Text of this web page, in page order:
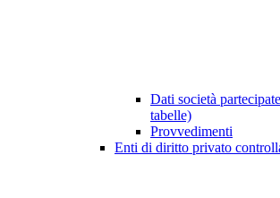
Dati società
tabelle)
Provvedimenti
Enti di diritto privato